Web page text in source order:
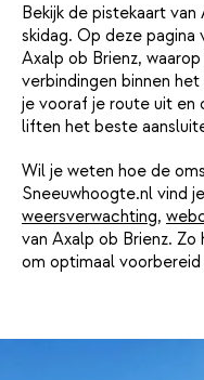
Bekijk de pistekaart
skidag. Op deze
Axalp ob Brienz,
verbindingen binnen
je vooraf je route uit en
liften het beste
Wil je weten hoe de
Sneeuwhoogte.nl vind
weersverwachting,
van Axalp ob Brienz.
om optimaal